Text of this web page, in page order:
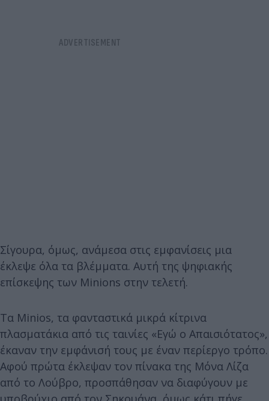
Σίγουρα, όμως, ανάμεσα στις εμφανίσεις μια
έκλεψε όλα τα βλέμματα. Αυτή της ψηφιακής
επίσκεψης των Minions στην τελετή.
Τα Minios, τα φανταστικά μικρά κίτρινα
πλασματάκια από τις ταινίες «Εγώ ο Απαισιότατος»,
έκαναν την εμφάνισή τους με έναν περίεργο τρόπο.
Αφού πρώτα έκλεψαν τον πίνακα της Μόνα Λίζα
από το Λούβρο, προσπάθησαν να διαφύγουν με